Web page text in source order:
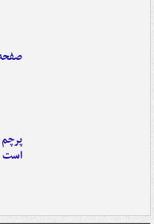
صفحه
است